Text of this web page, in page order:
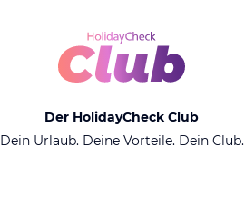
Der HolidayCheck Club
Dein Urlaub. Deine Vorteile. Dein Club.